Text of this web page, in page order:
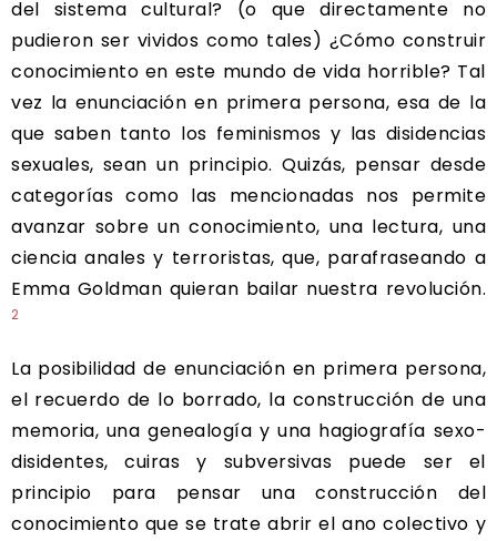
del sistema cultural? (o que directamente no
pudieron ser vividos como tales) ¿Cómo construir
conocimiento en este mundo de vida horrible? Tal
vez la enunciación en primera persona, esa de la
que saben tanto los feminismos y las disidencias
sexuales, sean un principio. Quizás, pensar desde
categorías como las mencionadas nos permite
avanzar sobre un conocimiento, una lectura, una
ciencia anales y terroristas, que, parafraseando a
Emma Goldman quieran bailar nuestra revolución.
2
La posibilidad de enunciación en primera persona,
el recuerdo de lo borrado, la construcción de una
memoria, una genealogía y una hagiografía sexo-
disidentes, cuiras y subversivas puede ser el
principio para pensar una construcción del
conocimiento que se trate abrir el ano colectivo y